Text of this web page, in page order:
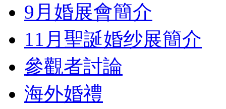
9月婚展會簡介
11月聖誕婚纱展簡介
參觀者討論
海外婚禮